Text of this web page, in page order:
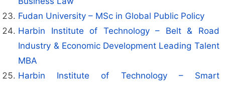
Fudan University – MSc in Global Public Policy
Harbin Institute of Technology – Belt & Road
Industry & Economic Development Leading Talent
MBA
Harbin Institute of Technology – Smart